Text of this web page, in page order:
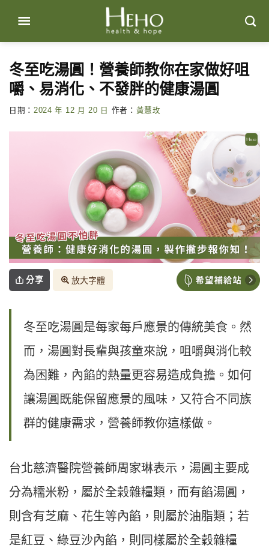
content
冬至吃湯圓！營養師教你在家做好咀
嚼、易消化、不發胖的健康湯圓
日期： 2024 年 12 月 20 日 作者： 黃慧玫
分享 放大字體
冬至吃湯圓是每家每戶應景的傳統美食。然
而，湯圓對長輩與孩童來說，咀嚼與消化較
為困難，內餡的熱量更容易造成負擔。如何
讓湯圓既能保留應景的風味，又符合不同族
群的健康需求，營養師教你這樣做。
台北慈濟醫院營養師周家琳表示，湯圓主要成
分為糯米粉，屬於全榖雜糧類，而有餡湯圓，
則含有芝麻、花生等內餡，則屬於油脂類；若
是紅豆、綠豆沙內餡，則同樣屬於全穀雜糧